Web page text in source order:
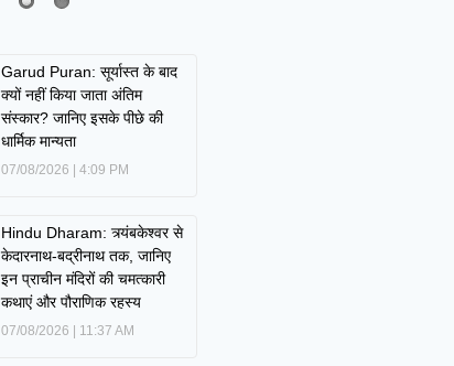
Garud Puran: सूर्यास्त के बाद
क्यों नहीं किया जाता अंतिम
संस्कार? जानिए इसके पीछे की
धार्मिक मान्यता
07/08/2026 4:09 PM
Hindu Dharam: त्र्यंबकेश्वर से
केदारनाथ-बद्रीनाथ तक, जानिए
इन प्राचीन मंदिरों की चमत्कारी
कथाएं और पौराणिक रहस्य
07/08/2026 11:37 AM